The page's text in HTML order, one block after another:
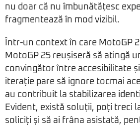
nu doar că nu îmbunătățesc
fragmentează în mod vizibil.
Într-un context în care MotoGP
MotoGP 25 reușiseră să atingă
convingător între accesibilitate
iterație pare să ignore tocmai
au contribuit la stabilizarea
Evident, există soluții, poți treci
soliciți și să ai frâna asistată,